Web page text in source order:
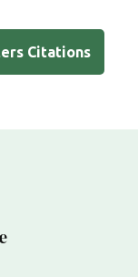
Citations